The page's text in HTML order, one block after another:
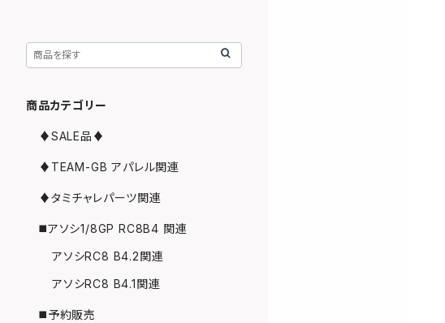
商品カテゴリー
♦︎SALE品♦︎
♦︎TEAM-GB アパレル関連
♦︎タミチャレパーツ関連
◼️アソシ1/8GP RC8B4 関連
アソシRC8 B4.2関連
アソシRC8 B4.1関連
◼️予約販売